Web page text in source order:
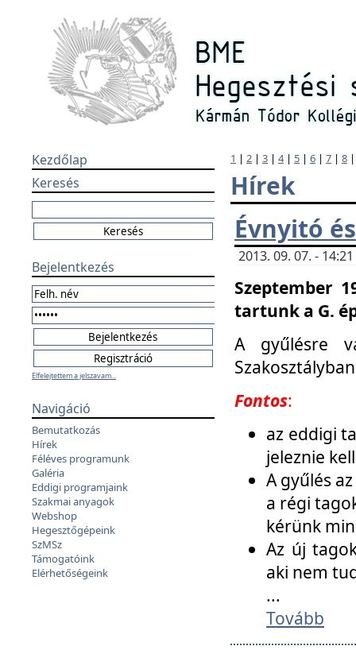
Kezdőlap
Keresés
Bejelentkezés
Elfelejtettem a jelszavam...
Navigáció
Bemutatkozás
Hírek
Féléves programunk
Galéria
Eddigi programjaink
Szakmai anyagok
Webshop
Hegesztőgépeink
SzMSz
Támogatóink
Elérhetőségeink
1 | 2 | 3 | 4| 5 | 6 | 7 | 8
Hírek
Évnyitó
2013. 09. 07. -
Szeptember
tartunk a G.
A gyűlésre
Fontos:
az eddigi
jeleznie
A gyűlés
a régi
kérünk
Az új
aki nem
...
Tovább